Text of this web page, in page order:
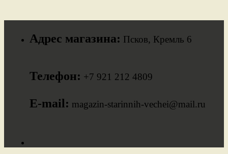
Адрес магазина: Псков, Кремль 6
Телефон: +7 921 212 4809
E-mail: magazin-starinnih-vechei@mail.ru